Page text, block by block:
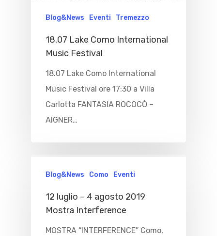
Blog&News Eventi Tremezzo
18.07 Lake Como International
Music Festival
18.07 Lake Como International
Music Festival ore 17:30 a Villa
Carlotta FANTASIA ROCOCÒ –
AIGNER…
Blog&News Como Eventi
12 luglio – 4 agosto 2019
Mostra Interference
MOSTRA “INTERFERENCE” Como,